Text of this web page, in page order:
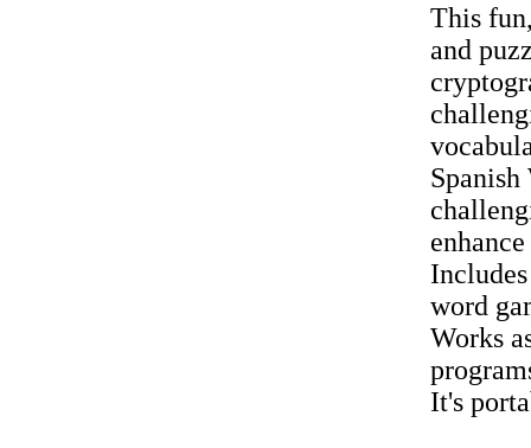
This
and
word
Works
It's